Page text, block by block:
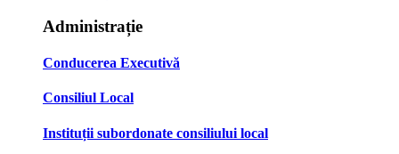
Administrație
Conducerea Executivă
Consiliul Local
Instituții subordonate consiliului local